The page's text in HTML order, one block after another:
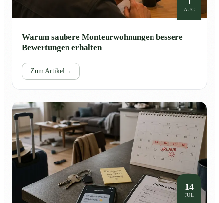
AUG
Warum saubere Monteurwohnungen bessere
Bewertungen erhalten
Zum Artikel→
14
JUL